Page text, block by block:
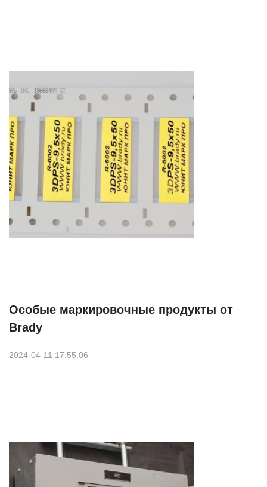
Особые маркировочные продукты от
Brady
2024-04-11 17:55:06